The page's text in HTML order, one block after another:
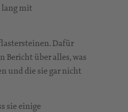
lang mit
Dafür
Bericht über alles, was
und die sie gar nicht
sie einige